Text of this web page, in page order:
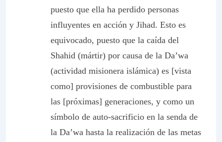
puesto que ella ha perdido personas
influyentes en acción y Jihad. Esto es
equivocado, puesto que la caída del
Shahid (mártir) por causa de la Da’wa
(actividad misionera islámica) es [vista
como] provisiones de combustible para
las [próximas] generaciones, y como un
símbolo de auto-sacrificio en la senda de
la Da’wa hasta la realización de las metas